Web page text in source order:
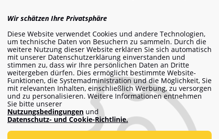
info@am-builder.com
Helfen Sie dem Projekt
Katalog Über das ProjektFür Partner
Kontakte
In die Kostenschätzung einloggen
Arbeit bestellen
Wir schätzen Ihre Privatsphäre
Diese Website verwendet Cookies und andere Technologien,
um technische Daten von Besuchern zu sammeln. Durch die
weitere Nutzung dieser Website erklären Sie sich automatisch
mit unserer Datenschutzerklärung einverstanden und
stimmen zu, dass wir Ihre persönlichen Daten an Dritte
weitergeben dürfen. Dies ermöglicht bestimmte Website-
Funktionen, die Systemadministration und die Möglichkeit, Sie
mit relevanten Inhalten, einschließlich Werbung, zu versorgen
und zu personalisieren. Weitere Informationen entnehmen
Sie bitte unserer
Nutzungsbedingungen und
Datenschutz- und Cookie-Richtlinie.